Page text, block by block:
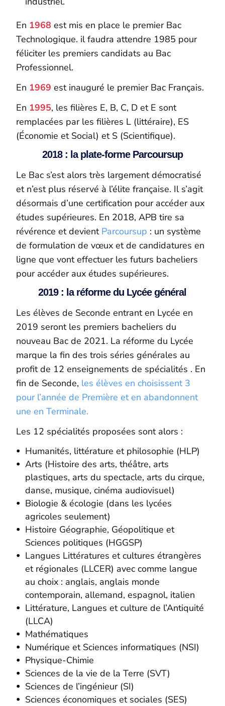
En 1968 est mis en place le premier Bac
Technologique. il faudra attendre 1985 pour
féliciter les premiers candidats au Bac
Professionnel.
En 1969 est inauguré le premier Bac Français.
En 1995, les filières E, B, C, D et E sont
remplacées par les filières L (littéraire), ES
(Économie et Social) et S (Scientifique).
2018 : la plate-forme Parcoursup
Le Bac s’est alors très largement démocratisé
et n’est plus réservé à l’élite française. Il s’agit
désormais d’une certification pour accéder aux
études supérieures. En 2018, APB tire sa
révérence et devient Parcoursup : un système
de formulation de vœux et de candidatures en
ligne que vont effectuer les futurs bacheliers
pour accéder aux études supérieures.
2019 : la réforme du Lycée général
Les élèves de Seconde entrant en Lycée en
2019 seront les premiers bacheliers du
nouveau Bac de 2021. La réforme du Lycée
marque la fin des trois séries générales au
profit de 12 enseignements de spécialités . En
fin de Seconde, les élèves en choisissent 3
pour l’année de Première et en abandonnent
une en Terminale.
Les 12 spécialités proposées sont alors :
Humanités, littérature et philosophie (HLP)
Arts (Histoire des arts, théâtre, arts
plastiques, arts du spectacle, arts du cirque,
danse, musique, cinéma audiovisuel)
Biologie & écologie (dans les lycées
agricoles seulement)
Histoire Géographie, Géopolitique et
Sciences politiques (HGGSP)
Langues Littératures et cultures étrangères
et régionales (LLCER) avec comme langue
au choix : anglais, anglais monde
contemporain, allemand, espagnol, italien
Littérature, Langues et culture de l’Antiquité
(LLCA)
Mathématiques
Numérique et Sciences informatiques (NSI)
Physique-Chimie
Sciences de la vie de la Terre (SVT)
Sciences de l’ingénieur (SI)
Sciences économiques et sociales (SES)